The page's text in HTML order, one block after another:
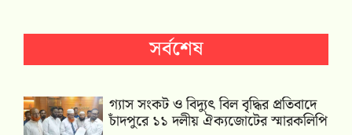
সর্বশেষ
গ্যাস সংকট ও বিদ্যুৎ বিল বৃদ্ধির প্রতিবাদে
চাঁদপুরে ১১ দলীয় ঐক্যজোটের স্মারকলিপি